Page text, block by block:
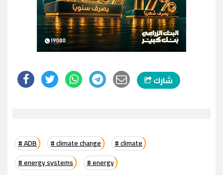
شارك
# ADB # climate change
# climate
# energy systems
# energy